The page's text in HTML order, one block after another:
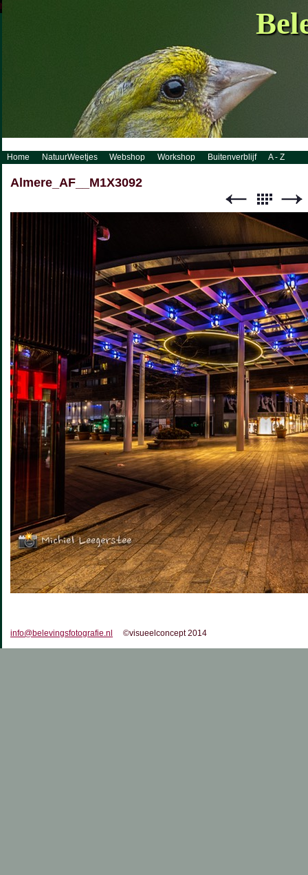
http://www.visueelconcept.nl/sitemap.xml.gz
Home NatuurWeetjes Webshop Workshop Buitenverblijf A - Z
Almere_AF__M1X3092
info@belevingsfotografie.nl ©visueelconcept 2014